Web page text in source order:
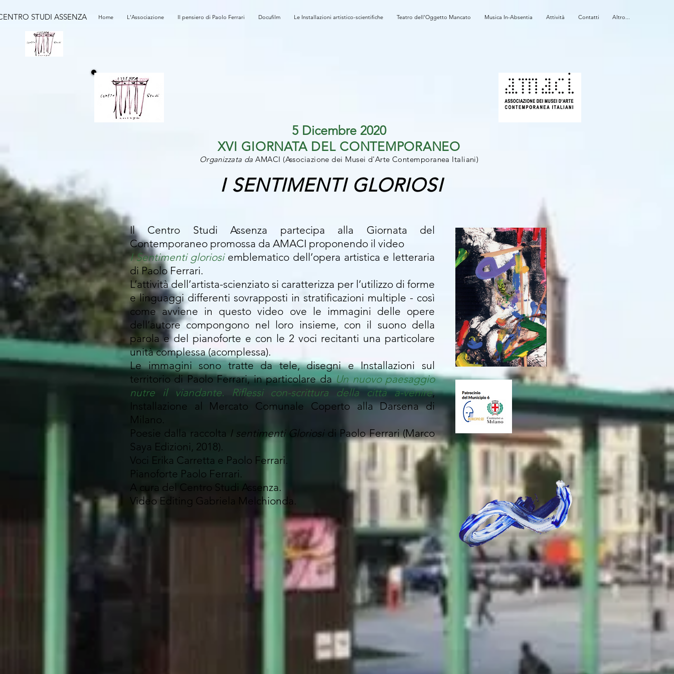
STUDI ASSENZA Home L'Associazione Il pensiero di Paolo Ferrari Docufilm Le Installazioni artistico-scientifiche Teatro dell'Oggetto Mancato Musica In-Absentia Attività Contatti Altro...
5 Dicembre 2020
XVI GIORNATA DEL CONTEMPORANEO
Organizzata da AMACI (Associazione dei Musei d'Arte Contemporanea Italiani)
I SENTIMENTI GLORIOSI
Il Centro Studi Assenza partecipa alla Giornata del
Contemporaneo promossa da AMACI proponendo il video
I Sentimenti gloriosiemblematico dell’opera artistica e letteraria
di Paolo Ferrari.
L’attività dell’artista-scienziato si caratterizza per l’utilizzo di forme
e linguaggi differenti sovrapposti in stratificazioni multiple - così
come avviene in questo video ove le immagini delle opere
dell’autore compongono nel loro insieme, con il suono della
parola e del pianoforte e con le 2 voci recitanti una particolare
unità complessa (acomplessa).
Le immagini sono tratte da tele, disegni e Installazioni sul
territorio di Paolo Ferrari, in particolare daUn nuovo paesaggio
nutre il viandante. Riflessi con-scrittura della città a-venire,
Installazione al Mercato Comunale Coperto alla Darsena di
Milano.
Poesie dalla raccolta I sentimenti Gloriosidi Paolo Ferrari (Marco
Saya Edizioni, 2018).
Voci Erika Carretta e Paolo Ferrari.
Pianoforte Paolo Ferrari.
A cura del Centro Studi Assenza.
Video Editing Gabriela Melchionda.